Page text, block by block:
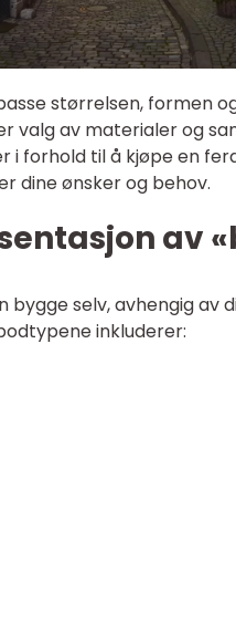
størrelsen, formen
valg av materialer og
i forhold til å kjøpe en
dine ønsker og behov.
av
selv, avhengig av
inkluderer: